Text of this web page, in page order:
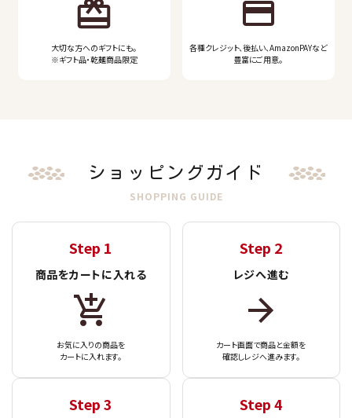
バクくんグッズ
ギフト・限定品
大切な方へのギフトにも。
※ギフト品・乾麺商品限定
各種クレジット、後払い、AmazonPAYなど
豊富にご用意。
ショッピングガイド
SHOPPING GUIDE
Step 1
商品をカートに入れる
お気に入りの商品を
カートに入れます。
Step 2
レジへ進む
カート画面で商品と金額を
確認しレジへ進みます。
Step 3 Step 4